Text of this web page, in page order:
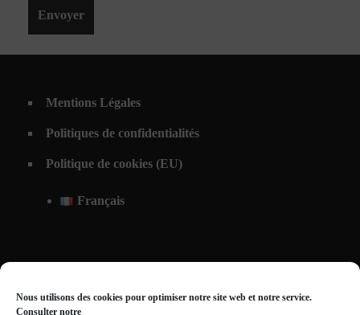
Nous utilisons des cookies pour optimiser notre site web et notre service.
Consulter notre
Mentions Légales
Politiques de confidentialités
Politique de cookies (EU)
Français